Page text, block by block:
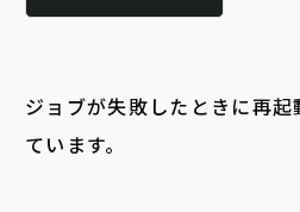
ジョブが失敗したときに再
ています。